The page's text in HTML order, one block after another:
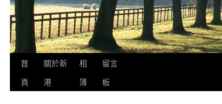
首
頁
關於新
港
相
簿
留言
板